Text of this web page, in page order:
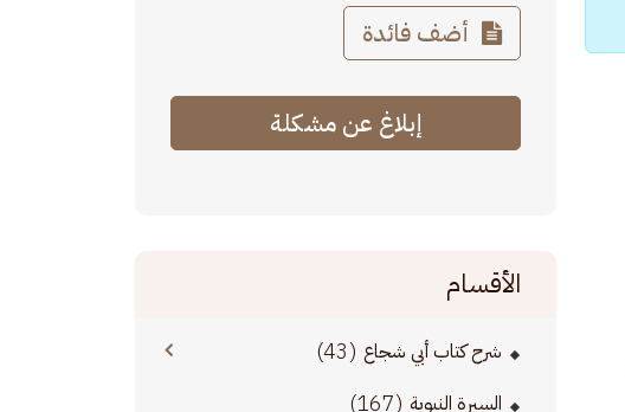
أضف فائدة
إبلاغ عن مشكلة
الأقسام
شرح كتاب أبي شجاع (43)
السيرة النبوية (167)